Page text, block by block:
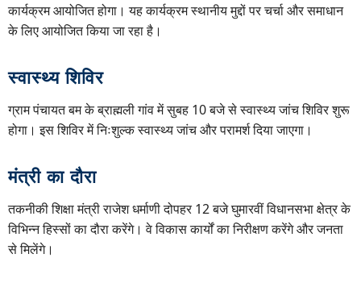
कार्यक्रम आयोजित होगा। यह कार्यक्रम स्थानीय मुद्दों पर चर्चा और समाधान
के लिए आयोजित किया जा रहा है।
स्वास्थ्य शिविर
ग्राम पंचायत बम के ब्राह्मली गांव में सुबह 10 बजे से स्वास्थ्य जांच शिविर शुरू
होगा। इस शिविर में निःशुल्क स्वास्थ्य जांच और परामर्श दिया जाएगा।
मंत्री का दौरा
तकनीकी शिक्षा मंत्री राजेश धर्माणी दोपहर 12 बजे घुमारवीं विधानसभा क्षेत्र के
विभिन्न हिस्सों का दौरा करेंगे। वे विकास कार्यों का निरीक्षण करेंगे और जनता
से मिलेंगे।